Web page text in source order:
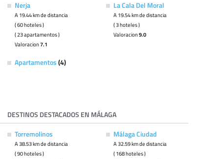
Nerja
A 19.44 km de distancia
( 60 hoteles )
( 23 apartamentos )
Valoracion7.1
La Cala Del Moral
A 19.54 km de distancia
( 3 hoteles )
Valoracion9.0
Apartamentos (4)
DESTINOS DESTACADOS EN MÁLAGA
Torremolinos
A 38.53 km de distancia
( 90 hoteles )
Málaga Ciudad
A 32.59 km de distancia
( 168 hoteles )